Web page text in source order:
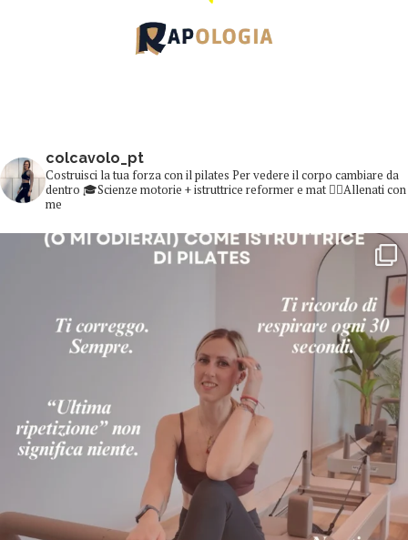
colcavolo_pt
Costruisci la tua forza con il pilates Per vedere il corpo cambiare da
dentro 🎓Scienze motorie + istruttrice reformer e mat 👇🏻Allenati con
me